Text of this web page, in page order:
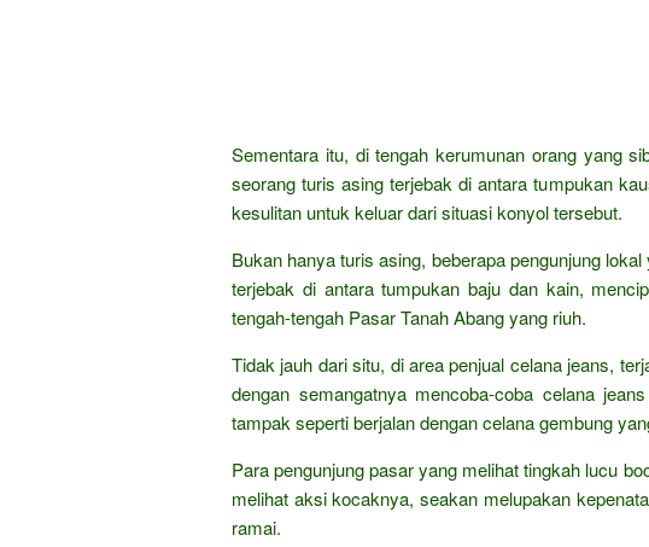
Sementara itu, di tengah kerumunan orang yang
seorang turis asing terjebak di antara tumpukan
kesulitan untuk keluar dari situasi konyol tersebut.
Bukan hanya turis asing, beberapa pengunjung
terjebak di antara tumpukan baju dan kain,
tengah-tengah Pasar Tanah Abang yang riuh.
Tidak jauh dari situ, di area penjual celana jeans,
dengan semangatnya mencoba-coba celana
tampak seperti berjalan dengan celana gembung
Para pengunjung pasar yang melihat tingkah lucu
melihat aksi kocaknya, seakan melupakan
ramai.